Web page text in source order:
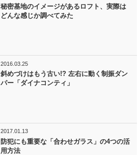
秘密基地のイメージがあるロフト、実際は
どんな感じか調べてみた
2016.03.25
斜めづけはもう古い!? 左右に動く制振ダン
パー「ダイナコンティ」
2017.01.13
防犯にも重要な「合わせガラス」の4つの活
用方法